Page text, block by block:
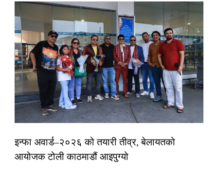
इन्फा अवार्ड–२०२६ को तयारी तीव्र, बेलायतको
आयोजक टोली काठमाडौं आइपुग्यो